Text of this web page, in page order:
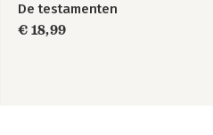
De testamenten
€ 18,99